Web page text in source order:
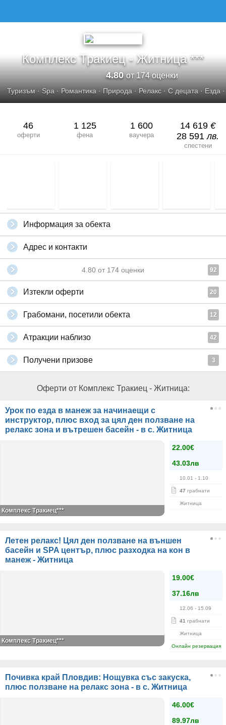
Комплекс Тракиец - Житница ***
4.80от 174 оценки
Туризъм · Spa · Романтика · Природа · Релакс · С децата · Езда
46
оферти
1 125
фена
1 600
ваучера
14 619 €
28 591лв.
спестени
Информация за обекта
Адрес и контакти
4.80 от 174 оценки 92
Изтекли оферти 20
Грабомани, посетили обекта 12
Атракции наблизо 42
Получени призове 3
Оферти от Комплекс Тракиец - Житница:
Урок по езда в манеж за начинаещи с
инструктор, плюс вход за цял ден ползване на
релакс зона и вътрешен басейн - в с. Житница
22.00€
43.03лв
10.01 - 1.10
47 грабнати
Житница
Комплекс Тракиец***
Летен релакс! Цял ден ползване на външен
басейн и SPA център, плюс разходка на кон в
манеж - Житница
19.00€
37.16лв
12.06 - 15.09
41 грабнати
Житница
Онлайн резервация
Комплекс Тракиец***
Почивка край Пловдив: Нощувка със закуска,
плюс ползване на релакс зона - в с. Житница
46.00€
89.97лв